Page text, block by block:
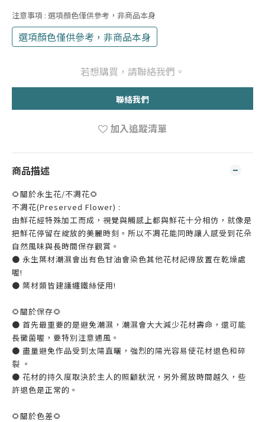
注意事項 : 選項顏色僅供參考，非商品本身
選項顏色僅供參考，非商品本身
若想購買，請聯絡我們。
聯絡我們
加入追蹤清單
商品描述
🌻關於永生花/不凋花🌻
不凋花(Preserved Flower) :
由鮮花經特殊加工而成，視覺與觸感上都與鮮花十分相仿，就像是
把鮮花停留在綻放的美麗時刻。所以不凋花能同時讓人感受到花朵
自然風味與長時間保存觀賞。
● 永生葉材潮濕會出有色甘油會染色其他花材記得放置在乾燥處
喔!
● 葉材類皆建議纏鐵絲使用!
🌻關於保存🌻
● 首先最重要的是避免潮濕，潮濕會大大減少花材壽命，還可能
長黴菌喔，要特別注意通風。
● 盡量避免作品受到太陽直曬，強烈的陽光容易使花材退色和碎
裂 。
● 花材的持久度取決於主人的照顧狀況，另外擺放時間越久，些
許退色是正常的。
🌻關於色差🌻